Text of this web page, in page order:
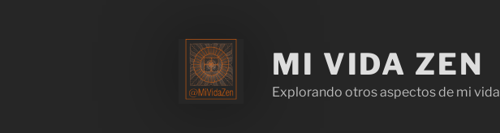
MI VIDA ZEN
Explorando otros aspectos de mi vida